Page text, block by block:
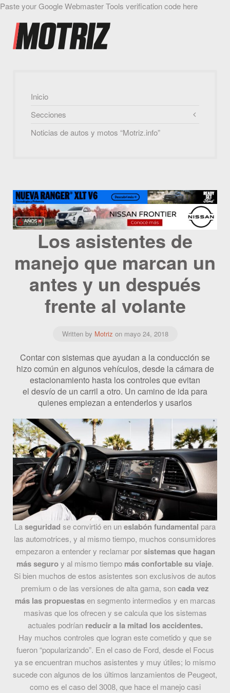
Paste your Google Webmaster Tools verification code here
Inicio
Secciones
Noticias de autos y motos “Motriz.info”
Los asistentes de
manejo que marcan un
antes y un después
frente al volante
Written by Motriz on mayo 24, 2018
Contar con sistemas que ayudan a la conducción se
hizo común en algunos vehículos, desde la cámara de
estacionamiento hasta los controles que evitan
el desvío de un carril a otro. Un camino de ida para
quienes empiezan a entenderlos y usarlos
Laseguridad se convirtió en uneslabón fundamental para
las automotrices, y al mismo tiempo, muchos consumidores
empezaron a entender y reclamar porsistemas que hagan
más seguroy al mismo tiempo más confortable su viaje.
Si bien muchos de estos asistentes son exclusivos de autos
premium o de las versiones de alta gama, soncada vez
más las propuestasen segmento intermedios y en marcas
masivas que los ofrecen y se calcula que los sistemas
actuales podrían reducir a la mitad los accidentes.
Hay muchos controles que logran este cometido y que se
fueron “popularizando”. En el caso de Ford, desde el Focus
ya se encuentran muchos asistentes y muy útiles; lo mismo
sucede con algunos de los últimos lanzamientos de Peugeot,
como es el caso del 3008, que hace el manejo casi